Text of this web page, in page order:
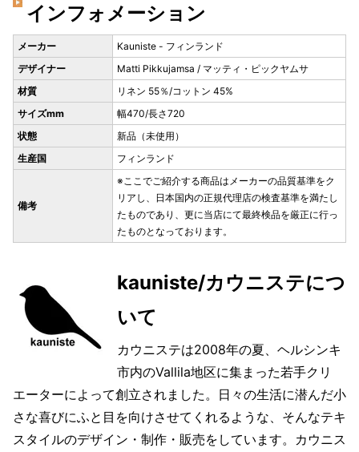
インフォメーション
メーカー
Kauniste - フィンランド
デザイナー
Matti Pikkujamsa / マッティ・ピックヤムサ
材質
リネン 55％/コットン 45%
サイズmm
幅470/長さ720
状態
新品（未使用）
生産国
フィンランド
備考
※ここでご紹介する商品はメーカーの品質基準をク
リアし、日本国内の正規代理店の検査基準を満たし
たものであり、更に当店にて最終検品を厳正に行っ
たものとなっております。
kauniste/カウニステにつ
いて
カウニステは2008年の夏、ヘルシンキ
市内のVallila地区に集まった若手クリ
エーターによって創立されました。日々の生活に潜んだ小
さな喜びにふと目を向けさせてくれるような、そんなテキ
スタイルのデザイン・制作・販売をしています。カウニス